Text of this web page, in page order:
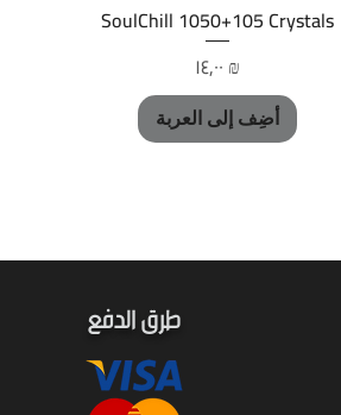
العرض السريع
SoulChill 1050+105 Crystals
السعر
‏١٤٫٠٠ ₪
أضِف إلى العربة
طرق الدفع